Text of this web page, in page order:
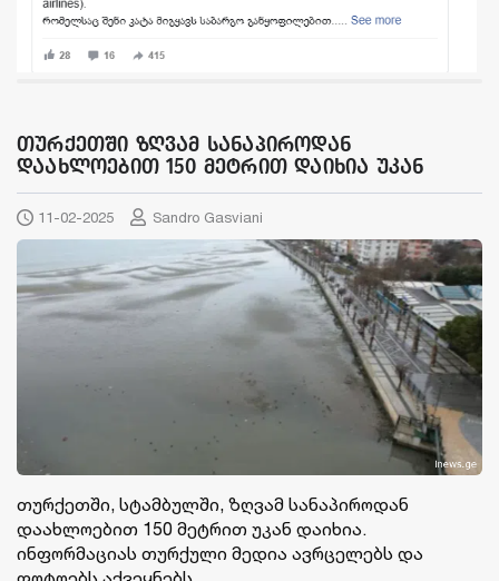
თურქეთში ზღვამ სანაპიროდან
დაახლოებით 150 მეტრით დაიხია უკან
11-02-2025 Sandro Gasviani
თურქეთში, სტამბულში, ზღვამ სანაპიროდან
დაახლოებით 150 მეტრით უკან დაიხია.
ინფორმაციას თურქული მედია ავრცელებს და